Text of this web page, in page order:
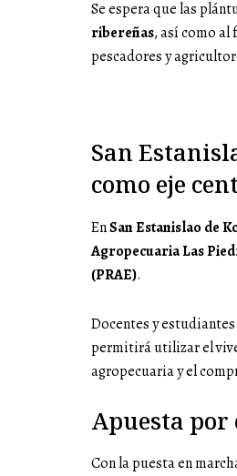
Se espera que las
ribereñas, así como
pescadores y
San
como eje
EnSan Estanislao de
Agropecuaria Las
(PRAE).
Docentes y
permitirá utilizar el
agropecuaria y el
Apuesta
Con la puesta en